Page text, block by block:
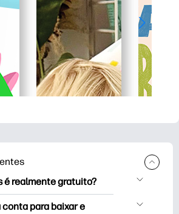
é realmente gratuito?
oferece mais de 2,500
conta para baixar e